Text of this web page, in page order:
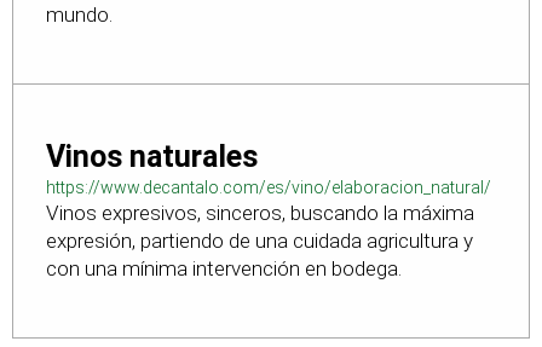
mundo.
Vinos naturales
https://www.decantalo.com/es/vino/elaboracion_natural/
Vinos expresivos, sinceros, buscando la máxima
expresión, partiendo de una cuidada agricultura y
con una mínima intervención en bodega.